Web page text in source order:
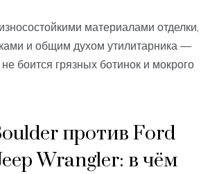
материалами отделки,
и общим духом утилитарника —
боится грязных ботинок и мокрого
против Ford
Wrangler: в чём